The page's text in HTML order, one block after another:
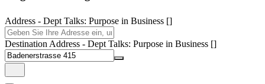
Address - Dept Talks: Purpose in Business []
Destination Address - Dept Talks: Purpose in Business []